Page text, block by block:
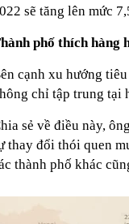
sẽ tăng lên mức
phố thích hàng
cạnh xu hướng
chỉ tập trung tại
sẻ về điều này,
thay đổi thói quen
thành phố khác